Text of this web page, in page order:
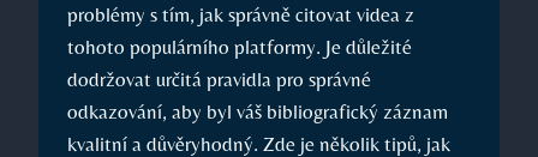
problémy s tím, jak správně citovat videa z
tohoto populárního platformy. Je důležité
dodržovat určitá pravidla pro správné
odkazování, aby byl váš bibliografický záznam
kvalitní a důvěryhodný. Zde je několik tipů, jak